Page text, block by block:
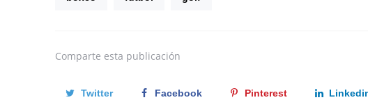
Comparte esta publicación
Twitter Facebook Pinterest